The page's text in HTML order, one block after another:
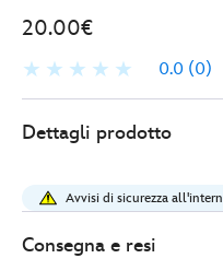
20.00€
0.0 (0)
Store
20.00
edizione-
limitata-
Dettagli prodotto
Avvisi di sicurezza
Consegna e resi